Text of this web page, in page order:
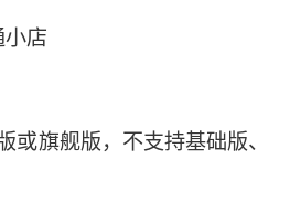
小店
或旗舰版，不支持基础版、